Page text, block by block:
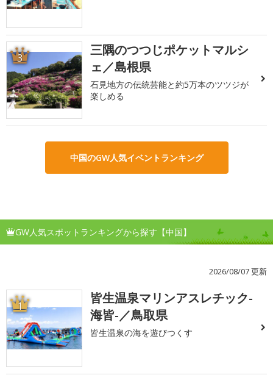
3
三隅のつつじポケットマルシ
ェ／島根県
石見地方の伝統芸能と約5万本のツツジが
楽しめる
中国のGW人気イベントランキング
GW人気スポットランキングから探す【中国】
2026/08/07 更新
1
皆生温泉マリンアスレチック-
海皆-／鳥取県
皆生温泉の海を遊びつくす